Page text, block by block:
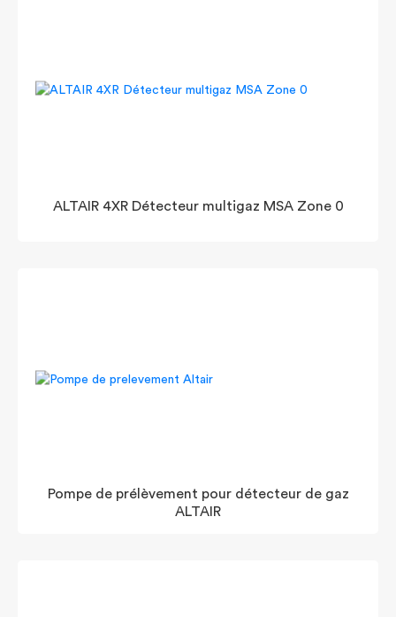
ALTAIR 4XR Détecteur multigaz MSA Zone 0
Pompe de prélèvement pour détecteur de gaz
ALTAIR